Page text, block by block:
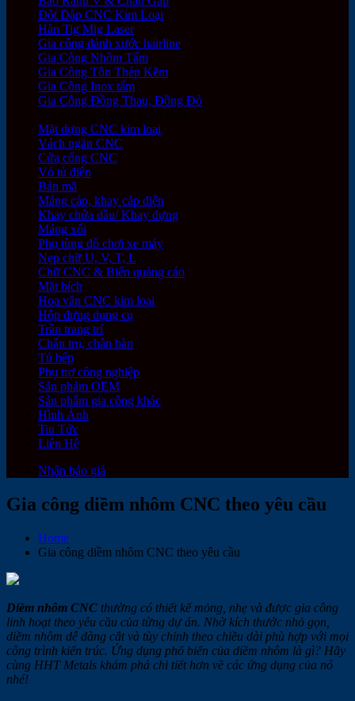
Đột Dập CNC Kim Loại
Hàn Tig Mig Laser
Gia công đánh xước hairline
Gia Công Nhôm Tấm
Gia Công Tôn Thép Kẽm
Gia Công Inox tấm
Gia Công Đồng Thau, Đồng Đỏ
Mặt dựng CNC kim loại
Vách ngăn CNC
Cửa cổng CNC
Vỏ tủ điện
Bản mã
Máng cáp, khay cáp điện
Khay chứa dầu/ Khay đựng
Máng xối
Phụ tùng đồ chơi xe máy
Nẹp chữ U, V, T, L
Chữ CNC & Biển quảng cáo
Mặt bích
Hoa văn CNC kim loại
Hộp đựng dụng cụ
Trần trang trí
Chân trụ, chân bàn
Tủ bếp
Phụ trợ công nghiệp
Sản phảm OEM
Sản phẩm gia công khác
Hình Ảnh
Tin Tức
Liên Hệ
Nhận báo giá
Gia công diềm nhôm CNC theo yêu cầu
Home
Gia công diềm nhôm CNC theo yêu cầu
Diềm nhôm CNC thường có thiết kế mỏng, nhẹ và được gia công
linh hoạt theo yêu cầu của từng dự án. Nhờ kích thước nhỏ gọn,
diềm nhôm dễ dàng cắt và tùy chỉnh theo chiều dài phù hợp với mọi
công trình kiến trúc. Ứng dụng phổ biến của diềm nhôm là gì? Hãy
cùng HHT Metals khám phá chi tiết hơn về các ứng dụng của nó
nhé!